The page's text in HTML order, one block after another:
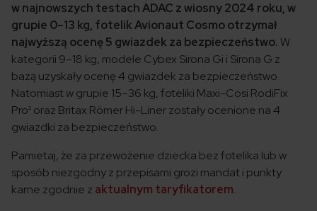
w najnowszych testach ADAC z wiosny 2024 roku, w
grupie 0–13 kg, fotelik Avionaut Cosmo otrzymał
najwyższą ocenę 5 gwiazdek za bezpieczeństwo. W
kategorii 9–18 kg, modele Cybex Sirona Gi i Sirona G z
bazą uzyskały ocenę 4 gwiazdek za bezpieczeństwo.
Natomiast w grupie 15–36 kg, foteliki Maxi-Cosi RodiFix
Pro² oraz Britax Römer Hi-Liner zostały ocenione na 4
gwiazdki za bezpieczeństwo. ​
Pamietaj, że za przewożenie dziecka bez fotelika lub w
sposób niezgodny z przepisami grozi mandat i punkty
karne zgodnie z aktualnym taryfikatorem.